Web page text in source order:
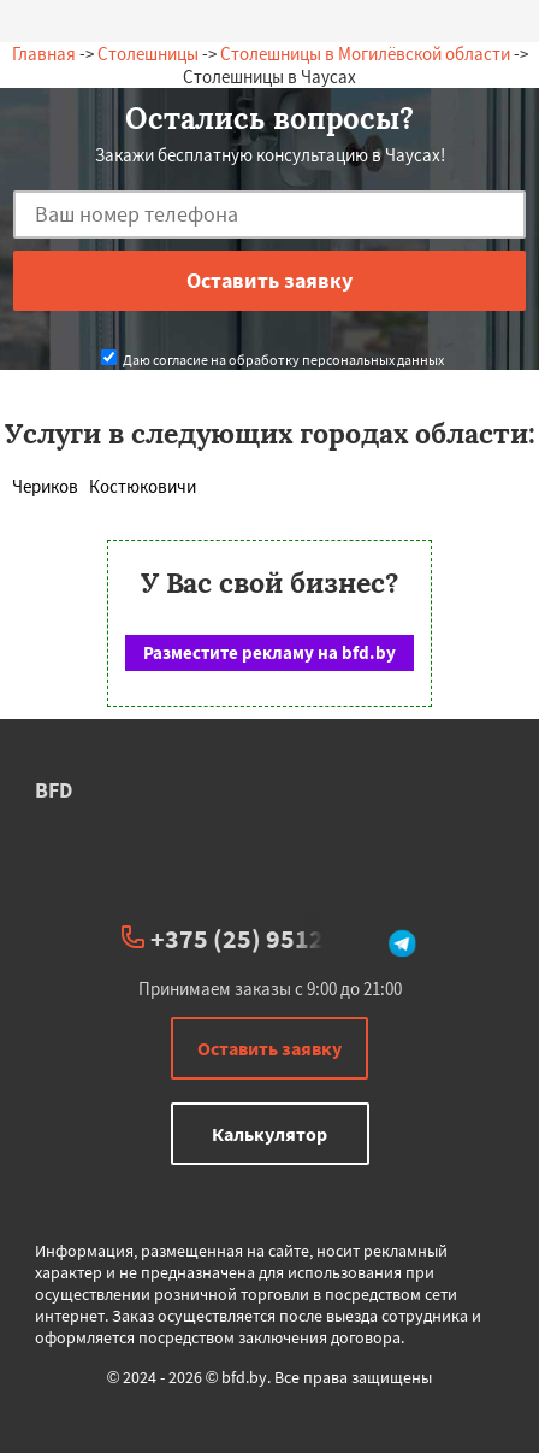
Главная ->Столешницы ->Столешницы в Могилёвской области->
Столешницы в Чаусах
Остались вопросы?
Закажи бесплатную консультацию в Чаусах!
Даю согласие на обработку персональных данных
Услуги в следующих городах области:
Чериков Костюковичи
У Вас свой бизнес?
Разместите рекламу на bfd.by
BFD
+375 (25) 951234
Принимаем заказы с 9:00 до 21:00
Оставить заявку
Калькулятор
Информация, размещенная на сайте, носит рекламный
характер и не предназначена для использования при
осуществлении розничной торговли в посредством сети
интернет. Заказ осуществляется после выезда сотрудника и
оформляется посредством заключения договора.
© 2024 - 2026 © bfd.by. Все права защищены